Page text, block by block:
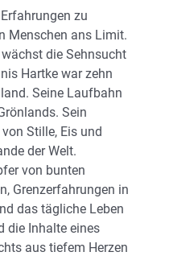
zu
Menschen ans Limit.
die Sehnsucht
Hartke war zehn
Seine Laufbahn
Sein
Stille, Eis und
der Welt.
von bunten
Grenzerfahrungen in
das tägliche Leben
die Inhalte eines
aus tiefem Herzen